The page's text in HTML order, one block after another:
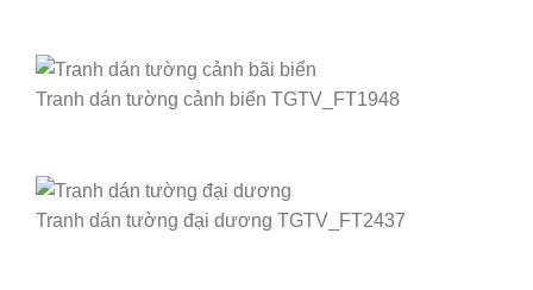
Tranh dán tường cảnh biển TGTV_FT1948
Tranh dán tường đại dương TGTV_FT2437